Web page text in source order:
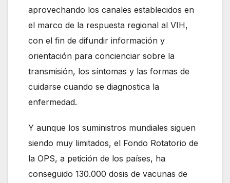
aprovechando los canales establecidos en
el marco de la respuesta regional al VIH,
con el fin de difundir información y
orientación para concienciar sobre la
transmisión, los síntomas y las formas de
cuidarse cuando se diagnostica la
enfermedad.
Y aunque los suministros mundiales siguen
siendo muy limitados, el Fondo Rotatorio de
la OPS, a petición de los países, ha
conseguido 130.000 dosis de vacunas de